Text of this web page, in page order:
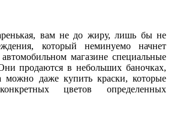
вам не до жиру, лишь бы не
который неминуемо начнет
магазине специальные
продаются в небольших баночках,
можно даже купить краски, которые
цветов определенных